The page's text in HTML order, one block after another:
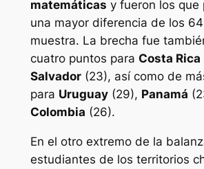
matemáticas y fueron los que
una mayor diferencia de los
muestra. La brecha fue
cuatro puntos para Costa Rica
Salvador(23), así como de
para Uruguay(29), Panamá
Colombia (26).
En el otro extremo de la
estudiantes de los territorios